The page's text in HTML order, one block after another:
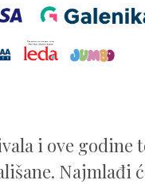
i ove godine
Najmlađi